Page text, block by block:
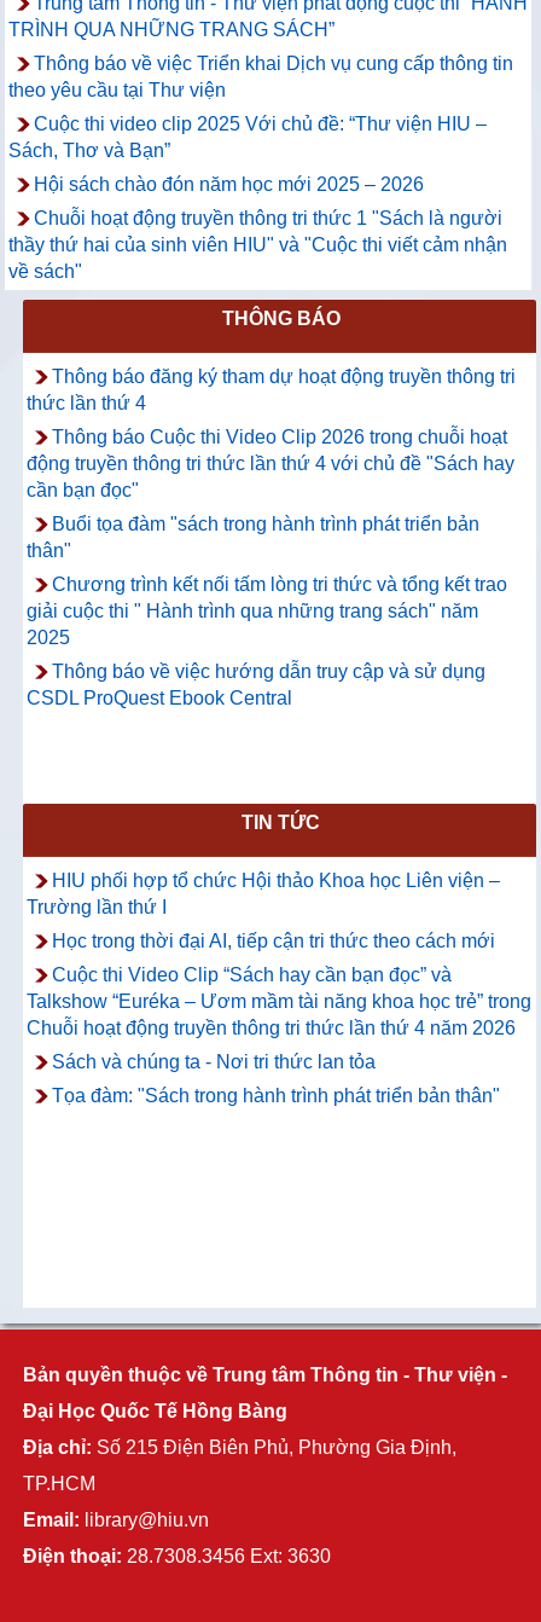
TRÌNH QUA NHỮNG TRANG SÁCH”
Thông báo về việc Triển khai Dịch vụ cung cấp thông tin
theo yêu cầu tại Thư viện
Cuộc thi video clip 2025 Với chủ đề: “Thư viện HIU –
Sách, Thơ và Bạn”
Hội sách chào đón năm học mới 2025 – 2026
Chuỗi hoạt động truyền thông tri thức 1 "Sách là người
thầy thứ hai của sinh viên HIU" và "Cuộc thi viết cảm nhận
về sách"
THÔNG BÁO
Thông báo đăng ký tham dự hoạt động truyền thông tri
thức lần thứ 4
Thông báo Cuộc thi Video Clip 2026 trong chuỗi hoạt
động truyền thông tri thức lần thứ 4 với chủ đề "Sách hay
cần bạn đọc"
Buổi tọa đàm "sách trong hành trình phát triển bản
thân"
Chương trình kết nối tấm lòng tri thức và tổng kết trao
giải cuộc thi " Hành trình qua những trang sách" năm
2025
Thông báo về việc hướng dẫn truy cập và sử dụng
CSDL ProQuest Ebook Central
TIN TỨC
HIU phối hợp tổ chức Hội thảo Khoa học Liên viện –
Trường lần thứ I
Học trong thời đại AI, tiếp cận tri thức theo cách mới
Cuộc thi Video Clip “Sách hay cần bạn đọc” và
Talkshow “Euréka – Ươm mầm tài năng khoa học trẻ” trong
Chuỗi hoạt động truyền thông tri thức lần thứ 4 năm 2026
Sách và chúng ta - Nơi tri thức lan tỏa
Tọa đàm: "Sách trong hành trình phát triển bản thân"
Bản quyền thuộc về Trung tâm Thông tin - Thư viện -
Đại Học Quốc Tế Hồng Bàng
Địa chỉ: Số 215 Điện Biên Phủ, Phường Gia Định,
TP.HCM
Email: library@hiu.vn
Điện thoại: 28.7308.3456 Ext: 3630